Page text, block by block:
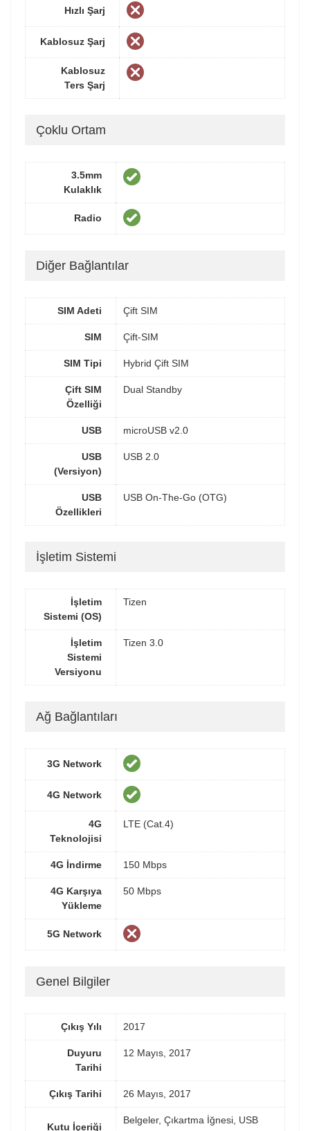
Hızlı Şarj
Kablosuz Şarj
Kablosuz
Ters Şarj
Çoklu Ortam
3.5mm
Kulaklık
Radio
Diğer Bağlantılar
SIM Adeti Çift SIM
SIM Çift-SIM
SIM Tipi Hybrid Çift SIM
Çift SIM
Özelliği
Dual Standby
USB microUSB v2.0
USB
(Versiyon)
USB 2.0
USB
Özellikleri
USB On-The-Go (OTG)
İşletim Sistemi
İşletim
Sistemi (OS)
Tizen
İşletim
Sistemi
Versiyonu
Tizen 3.0
Ağ Bağlantıları
3G Network
4G Network
4G
Teknolojisi
LTE (Cat.4)
4G İndirme 150 Mbps
4G Karşıya
Yükleme
50 Mbps
5G Network
Genel Bilgiler
Çıkış Yılı 2017
Duyuru
Tarihi
12 Mayıs, 2017
Çıkış Tarihi 26 Mayıs, 2017
Kutu İçeriği
Belgeler, Çıkartma İğnesi, USB